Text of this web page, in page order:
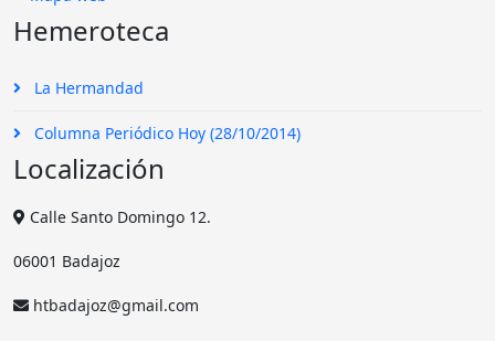
Hemeroteca
La Hermandad
Columna Periódico Hoy (28/10/2014)
Localización
Calle Santo Domingo 12.
06001 Badajoz
htbadajoz@gmail.com